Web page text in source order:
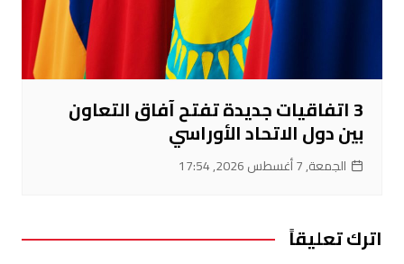
3 اتفاقيات جديدة تفتح آفاق التعاون
بين دول الاتحاد الأوراسي
الجمعة, 7 أغسطس 2026, 17:54
اترك تعليقاً